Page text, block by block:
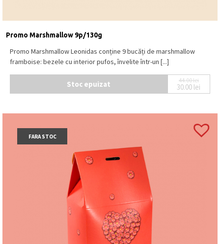
Promo Marshmallow 9p/130g
Promo Marshmallow Leonidas conține 9 bucăți de marshmallow
framboise: bezele cu interior pufos, învelite într-un [...]
Stoc epuizat 44.00lei
Prețul
30.00 lei
Prețul
FARA STOC